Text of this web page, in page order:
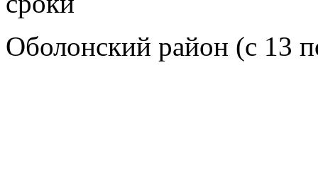
Оболонский район (с 13